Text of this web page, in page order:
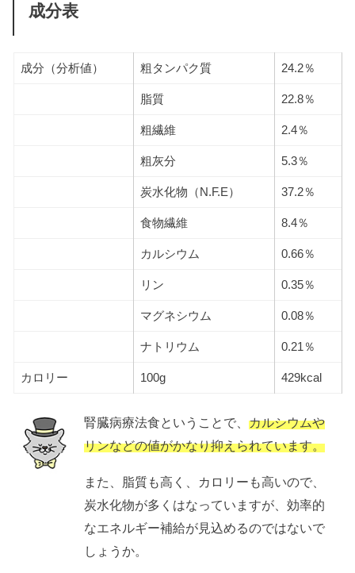
成分表
成分（分析値） 粗タンパク質 24.2％
脂質 22.8％
粗繊維 2.4％
粗灰分 5.3％
炭水化物（N.F.E） 37.2％
食物繊維 8.4％
カルシウム 0.66％
リン 0.35％
マグネシウム 0.08％
ナトリウム 0.21％
カロリー 100g 429kcal
腎臓病療法食ということで、カルシウムや
リンなどの値がかなり抑えられています。
また、脂質も高く、カロリーも高いので、
炭水化物が多くはなっていますが、効率的
なエネルギー補給が見込めるのではないで
しょうか。